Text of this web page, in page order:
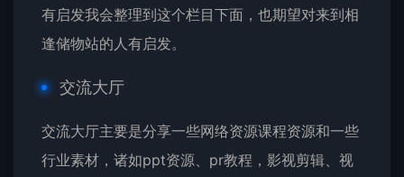
有启发我会整理到这个栏目下面，也期望对来到相
逢储物站的人有启发。
交流大厅
交流大厅主要是分享一些网络资源课程资源和一些
行业素材，诸如ppt资源、pr教程，影视剪辑、视